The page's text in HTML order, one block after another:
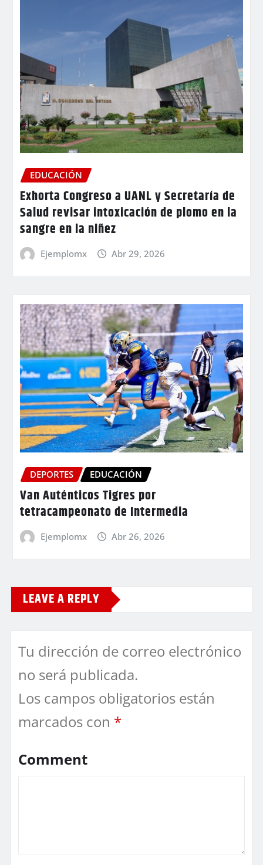
EDUCACIÓN
Exhorta Congreso a UANL y Secretaría de
Salud revisar intoxicación de plomo en la
sangre en la niñez
Ejemplomx Abr 29, 2026
DEPORTES EDUCACIÓN
Van Auténticos Tigres por
tetracampeonato de Intermedia
Ejemplomx Abr 26, 2026
LEAVE A REPLY
Tu dirección de correo electrónico
no será publicada.
Los campos obligatorios están
marcados con *
Comment